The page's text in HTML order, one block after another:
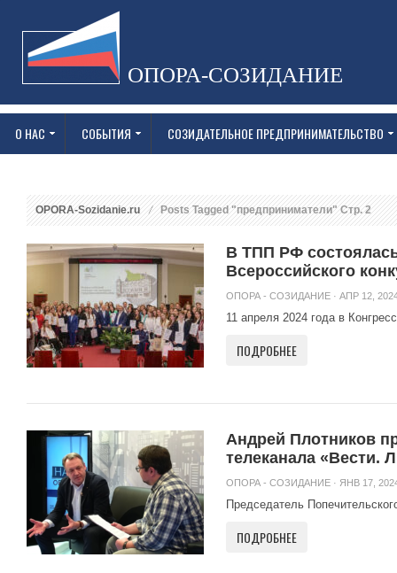
ОПОРА-СОЗИДАНИЕ
О НАС СОБЫТИЯ СОЗИДАТЕЛЬНОЕ ПРЕДПРИНИМАТЕЛЬСТВО
OPORA-Sozidanie.ru Posts Tagged "предприниматели" Стр. 2
В ТПП РФ
Всероссийского
ОПОРА - СОЗИДАНИЕ · АПР 12,
11 апреля 2024 года в
ПОДРОБНЕЕ
Андрей Плотников
телеканала «Вести.
ОПОРА - СОЗИДАНИЕ · ЯНВ 17,
Председатель
ПОДРОБНЕЕ